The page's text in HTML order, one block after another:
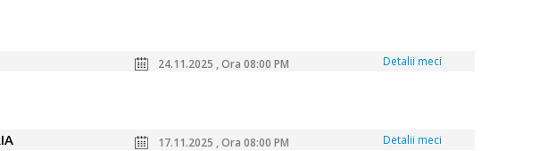
24.11.2025 , Ora 08:00 PM Detalii meci
17.11.2025 , Ora 08:00 PM Detalii meci